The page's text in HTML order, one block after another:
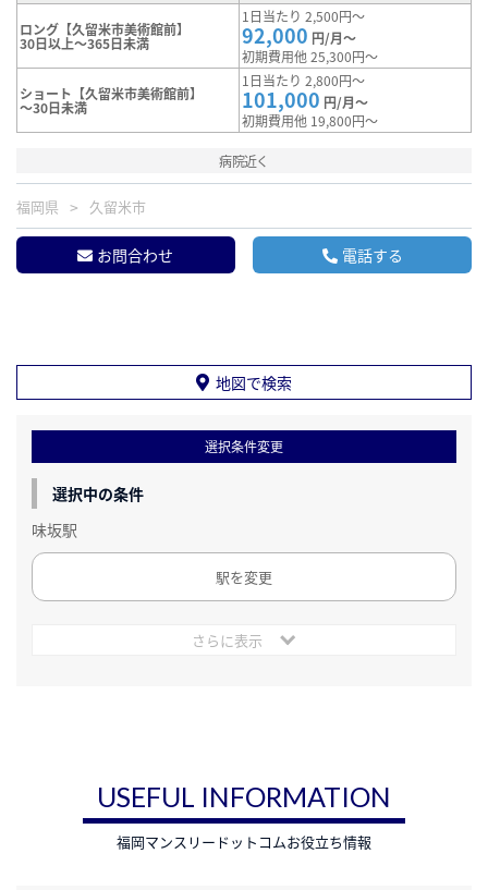
ロング【久留米市美術館前】
30日以上～365日未満
1日当たり 2,500円～
92,000 円/月～
初期費用他 25,300円～
ショート【久留米市美術館前】
～30日未満
1日当たり 2,800円～
101,000 円/月～
初期費用他 19,800円～
病院近く
福岡県 久留米市
お問合わせ 電話する
地図で検索
選択条件変更
選択中の条件
味坂駅
駅を変更
さらに表示
USEFUL INFORMATION
福岡マンスリードットコムお役立ち情報